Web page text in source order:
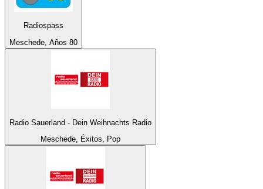
Radiospass
Meschede, Años 80
Radio Sauerland - Dein Weihnachts Radio
Meschede, Éxitos, Pop